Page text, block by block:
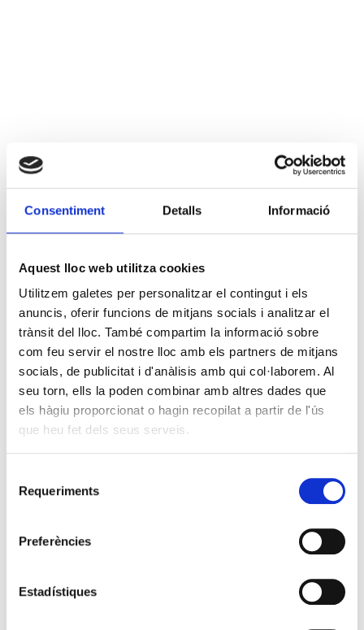
Consentiment Detalls Informació
Aquest lloc web utilitza cookies
Utilitzem galetes per personalitzar el contingut i els
anuncis, oferir funcions de mitjans socials i analitzar el
trànsit del lloc. També compartim la informació sobre
com feu servir el nostre lloc amb els partners de mitjans
socials, de publicitat i d'anàlisis amb qui col·laborem. Al
seu torn, ells la poden combinar amb altres dades que
els hàgiu proporcionat o hagin recopilat a partir de l'ús
que heu fet dels seus serveis.
Requeriments
Preferències
Estadístiques